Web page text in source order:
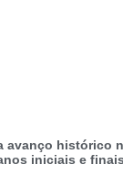
avanço histórico
iniciais e finais